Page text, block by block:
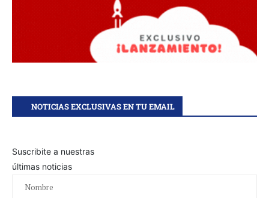
NOTICIAS EXCLUSIVAS EN TU EMAIL
Suscribite a nuestras
últimas noticias